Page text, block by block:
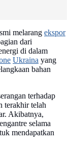
melarang ekspor
dari
di dalam
Ukraina yang
bahan
terhadap
terakhir telah
Akibatnya,
selama
mendapatkan